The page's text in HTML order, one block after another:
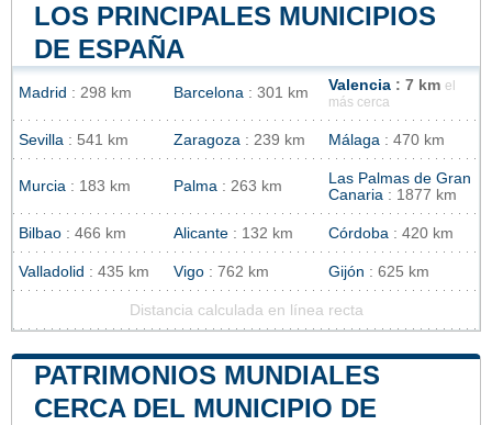
LOS PRINCIPALES MUNICIPIOS
DE ESPAÑA
Madrid : 298 km Barcelona : 301 km Valencia : 7 km el
más cerca
Sevilla : 541 km Zaragoza : 239 km Málaga : 470 km
Murcia : 183 km Palma : 263 km
Las Palmas de Gran
Canaria : 1877 km
Bilbao : 466 km Alicante : 132 km Córdoba : 420 km
Valladolid : 435 km Vigo : 762 km Gijón : 625 km
Distancia calculada en línea recta
PATRIMONIOS MUNDIALES
CERCA DEL MUNICIPIO DE